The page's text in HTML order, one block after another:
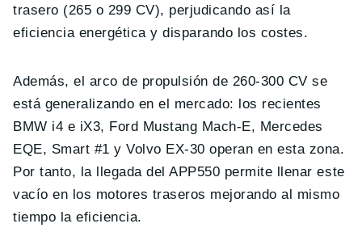
trasero (265 o 299 CV), perjudicando así la
eficiencia energética y disparando los costes.
Además, el arco de propulsión de 260-300 CV se
está generalizando en el mercado: los recientes
BMW i4 e iX3, Ford Mustang Mach-E, Mercedes
EQE, Smart #1 y Volvo EX-30 operan en esta zona.
Por tanto, la llegada del APP550 permite llenar este
vacío en los motores traseros mejorando al mismo
tiempo la eficiencia.